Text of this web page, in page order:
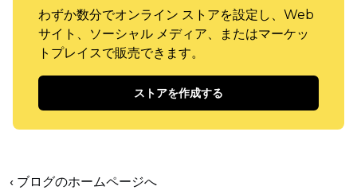
わずか数分でオンライン ストアを設定し、Web
サイト、ソーシャル メディア、またはマーケッ
トプレイスで販売できます。
ストアを作成する
‹ ブログのホームページへ